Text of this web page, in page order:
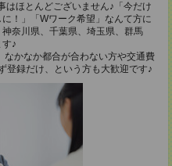
はほとんどございません♪「今だけ
！」「Wワーク希望」なんて方に
奈川県、千葉県、埼玉県、群馬
♪
かなか都合が合わない方や交通費
登録だけ、という方も大歓迎です♪